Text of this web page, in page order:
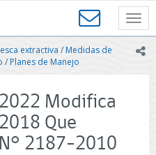
extractiva / Medidas de
/ Planes de Manejo
Modifica
Que
2187-2010